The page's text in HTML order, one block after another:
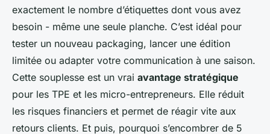
exactement le nombre d’étiquettes dont vous avez
besoin - même une seule planche. C’est idéal pour
tester un nouveau packaging, lancer une édition
limitée ou adapter votre communication à une saison.
Cette souplesse est un vrai avantage stratégique
pour les TPE et les micro-entrepreneurs. Elle réduit
les risques financiers et permet de réagir vite aux
retours clients. Et puis, pourquoi s’encombrer de 5